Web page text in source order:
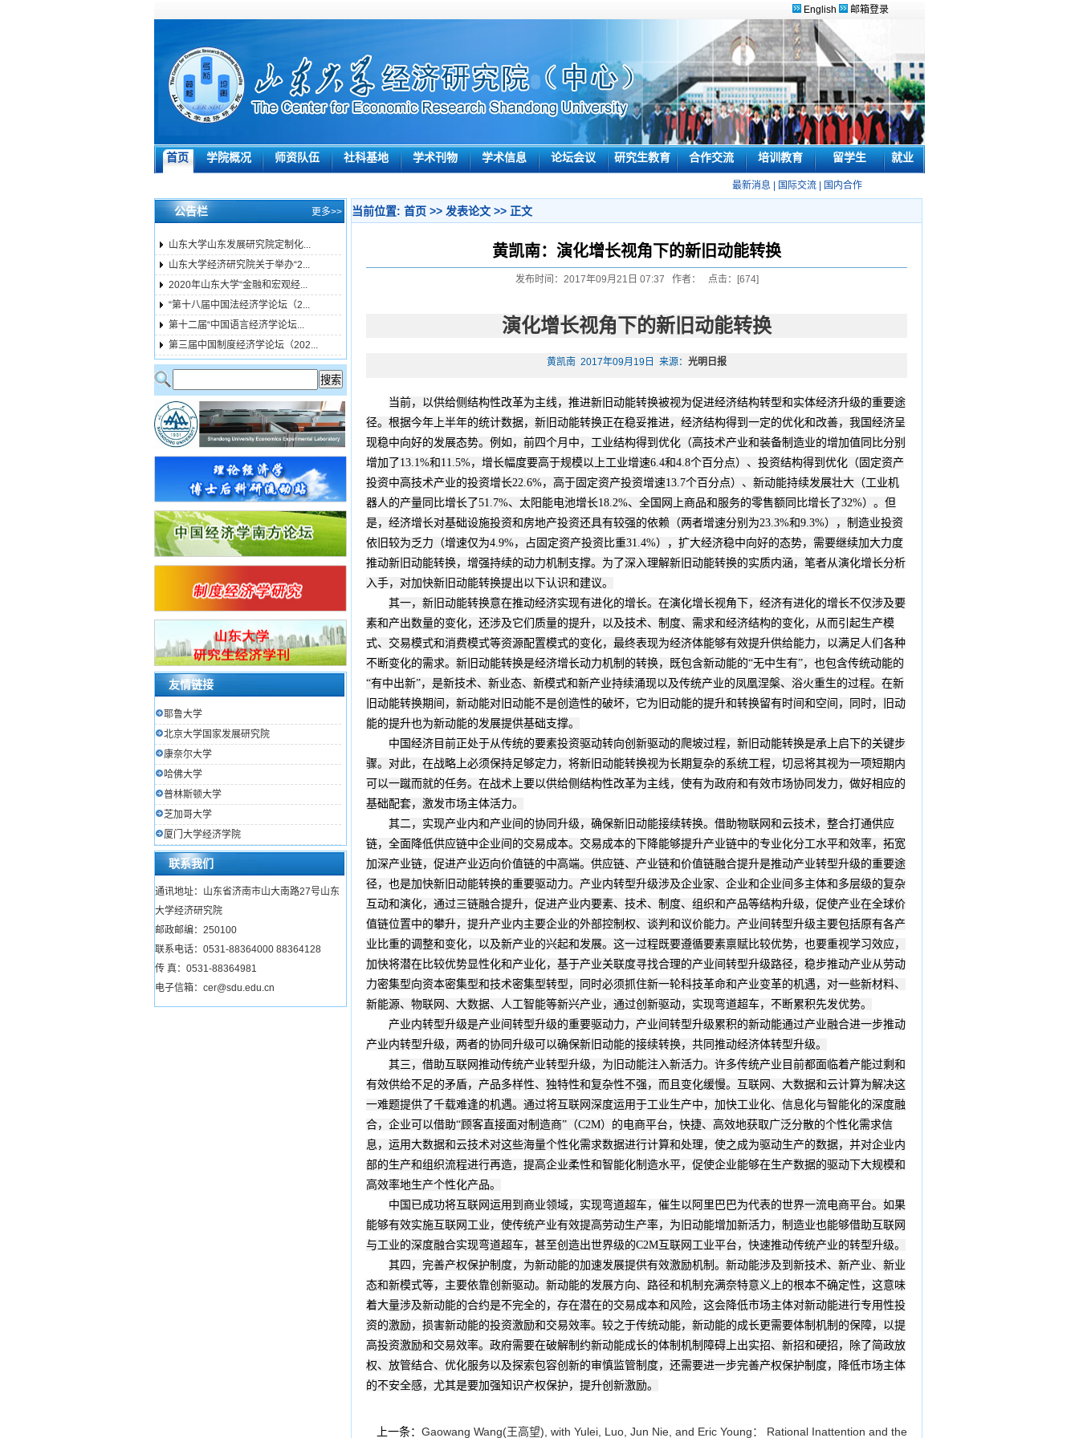
English 邮箱登录
首页 学院概况 师资队伍 社科基地 学术刊物 学术信息 论坛会议 研究生教育 合作交流 培训教育 留学生 就业
最新消息 国际交流 国内合作
公告栏 更多>>
山东大学山东发展研究院定制化...
山东大学经济研究院关于举办“2...
2020年山东大学“金融和宏观经...
“第十八届中国法经济学论坛（2...
第十二届“中国语言经济学论坛...
第三届中国制度经济学论坛（202...
友情链接
耶鲁大学
北京大学国家发展研究院
康奈尔大学
哈佛大学
普林斯顿大学
芝加哥大学
厦门大学经济学院
联系我们
通讯地址：山东省济南市山大南路27号山东
大学经济研究院
邮政邮编：250100
联系电话：0531-88364000 88364128
传 真：0531-88364981
电子信箱：cer@sdu.edu.cn
当前位置: 首页 >> 发表论文 >> 正文
黄凯南：演化增长视角下的新旧动能转换
发布时间：2017年09月21日 07:37 作者： 点击：[674]
演化增长视角下的新旧动能转换
黄凯南 2017年09月19日 来源： 光明日报
当前，以供给侧结构性改革为主线，推进新旧动能转换被视为促进经济结构转型和实体经济升级的重要途
径。根据今年上半年的统计数据，新旧动能转换正在稳妥推进，经济结构得到一定的优化和改善，我国经济呈
现稳中向好的发展态势。例如，前四个月中，工业结构得到优化（高技术产业和装备制造业的增加值同比分别
增加了13.1%和11.5%，增长幅度要高于规模以上工业增速6.4和4.8个百分点）、投资结构得到优化（固定资产
投资中高技术产业的投资增长22.6%，高于固定资产投资增速13.7个百分点）、新动能持续发展壮大（工业机
器人的产量同比增长了51.7%、太阳能电池增长18.2%、全国网上商品和服务的零售额同比增长了32%）。但
是，经济增长对基础设施投资和房地产投资还具有较强的依赖（两者增速分别为23.3%和9.3%），制造业投资
依旧较为乏力（增速仅为4.9%，占固定资产投资比重31.4%），扩大经济稳中向好的态势，需要继续加大力度
推动新旧动能转换，增强持续的动力机制支撑。为了深入理解新旧动能转换的实质内涵，笔者从演化增长分析
入手，对加快新旧动能转换提出以下认识和建议。
其一，新旧动能转换意在推动经济实现有进化的增长。在演化增长视角下，经济有进化的增长不仅涉及要
素和产出数量的变化，还涉及它们质量的提升，以及技术、制度、需求和经济结构的变化，从而引起生产模
式、交易模式和消费模式等资源配置模式的变化，最终表现为经济体能够有效提升供给能力，以满足人们各种
不断变化的需求。新旧动能转换是经济增长动力机制的转换，既包含新动能的“无中生有”，也包含传统动能的
“有中出新”，是新技术、新业态、新模式和新产业持续涌现以及传统产业的凤凰涅槃、浴火重生的过程。在新
旧动能转换期间，新动能对旧动能不是创造性的破坏，它为旧动能的提升和转换留有时间和空间，同时，旧动
能的提升也为新动能的发展提供基础支撑。
中国经济目前正处于从传统的要素投资驱动转向创新驱动的爬坡过程，新旧动能转换是承上启下的关键步
骤。对此，在战略上必须保持足够定力，将新旧动能转换视为长期复杂的系统工程，切忌将其视为一项短期内
可以一蹴而就的任务。在战术上要以供给侧结构性改革为主线，使有为政府和有效市场协同发力，做好相应的
基础配套，激发市场主体活力。
其二，实现产业内和产业间的协同升级，确保新旧动能接续转换。借助物联网和云技术，整合打通供应
链，全面降低供应链中企业间的交易成本。交易成本的下降能够提升产业链中的专业化分工水平和效率，拓宽
加深产业链，促进产业迈向价值链的中高端。供应链、产业链和价值链融合提升是推动产业转型升级的重要途
径，也是加快新旧动能转换的重要驱动力。产业内转型升级涉及企业家、企业和企业间多主体和多层级的复杂
互动和演化，通过三链融合提升，促进产业内要素、技术、制度、组织和产品等结构升级，促使产业在全球价
值链位置中的攀升，提升产业内主要企业的外部控制权、谈判和议价能力。产业间转型升级主要包括原有各产
业比重的调整和变化，以及新产业的兴起和发展。这一过程既要遵循要素禀赋比较优势，也要重视学习效应，
加快将潜在比较优势显性化和产业化，基于产业关联度寻找合理的产业间转型升级路径，稳步推动产业从劳动
力密集型向资本密集型和技术密集型转型，同时必须抓住新一轮科技革命和产业变革的机遇，对一些新材料、
新能源、物联网、大数据、人工智能等新兴产业，通过创新驱动，实现弯道超车，不断累积先发优势。
产业内转型升级是产业间转型升级的重要驱动力，产业间转型升级累积的新动能通过产业融合进一步推动
产业内转型升级，两者的协同升级可以确保新旧动能的接续转换，共同推动经济体转型升级。
其三，借助互联网推动传统产业转型升级，为旧动能注入新活力。许多传统产业目前都面临着产能过剩和
有效供给不足的矛盾，产品多样性、独特性和复杂性不强，而且变化缓慢。互联网、大数据和云计算为解决这
一难题提供了千载难逢的机遇。通过将互联网深度运用于工业生产中，加快工业化、信息化与智能化的深度融
合，企业可以借助“顾客直接面对制造商”（C2M）的电商平台，快捷、高效地获取广泛分散的个性化需求信
息，运用大数据和云技术对这些海量个性化需求数据进行计算和处理，使之成为驱动生产的数据，并对企业内
部的生产和组织流程进行再造，提高企业柔性和智能化制造水平，促使企业能够在生产数据的驱动下大规模和
高效率地生产个性化产品。
中国已成功将互联网运用到商业领域，实现弯道超车，催生以阿里巴巴为代表的世界一流电商平台。如果
能够有效实施互联网工业，使传统产业有效提高劳动生产率，为旧动能增加新活力，制造业也能够借助互联网
与工业的深度融合实现弯道超车，甚至创造出世界级的C2M互联网工业平台，快速推动传统产业的转型升级。
其四，完善产权保护制度，为新动能的加速发展提供有效激励机制。新动能涉及到新技术、新产业、新业
态和新模式等，主要依靠创新驱动。新动能的发展方向、路径和机制充满奈特意义上的根本不确定性，这意味
着大量涉及新动能的合约是不完全的，存在潜在的交易成本和风险，这会降低市场主体对新动能进行专用性投
资的激励，损害新动能的投资激励和交易效率。较之于传统动能，新动能的成长更需要体制机制的保障，以提
高投资激励和交易效率。政府需要在破解制约新动能成长的体制机制障碍上出实招、新招和硬招，除了简政放
权、放管结合、优化服务以及探索包容创新的审慎监管制度，还需要进一步完善产权保护制度，降低市场主体
的不安全感，尤其是要加强知识产权保护，提升创新激励。
上一条： Gaowang Wang(王高望), with Yulei, Luo, Jun Nie, and Eric Young： Rational Inattention and the